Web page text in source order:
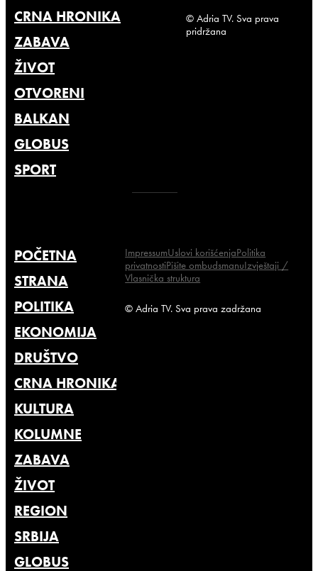
CRNA HRONIKA
ZABAVA
ŽIVOT
OTVORENI
BALKAN
GLOBUS
SPORT
© Adria TV. Sva prava
pridržana
POČETNA
STRANA
POLITIKA
EKONOMIJA
DRUŠTVO
CRNA HRONIKA
KULTURA
KOLUMNE
ZABAVA
ŽIVOT
REGION
SRBIJA
GLOBUS
ImpressumUslovi korišćenjaPolitika
privatnostiPišite ombudsmanuIzvještaji /
Vlasnička struktura
© Adria TV. Sva prava zadržana